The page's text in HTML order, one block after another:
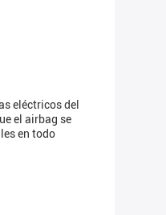
eléctricos del
el airbag se
en todo